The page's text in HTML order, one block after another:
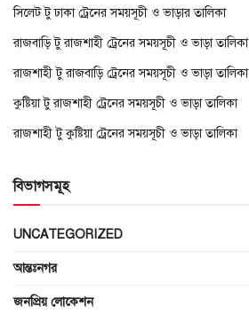
সিলেট টু ঢাকা ট্রেনের সময়সূচী ও ভাড়ার তালিকা
রাজবাড়ি টু রাজশাহী ট্রেনের সময়সূচী ও ভাড়া তালিকা
রাজশাহী টু রাজবাড়ি ট্রেনের সময়সূচী ও ভাড়া তালিকা
কুষ্টিয়া টু রাজশাহী ট্রেনের সময়সূচী ও ভাড়া তালিকা
রাজশাহী টু কুষ্টিয়া ট্রেনের সময়সূচী ও ভাড়া তালিকা
বিভাগসমূহ
UNCATEGORIZED
আন্তঃনগর
জনপ্রিয় লোকেশন